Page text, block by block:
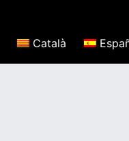
Català